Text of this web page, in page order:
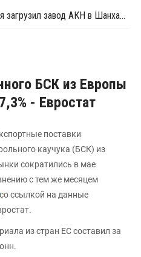
Shanghai Secco в конце апреля загрузил завод АКН в Шанхае на уровне 50%
БСК из Европы
- Евростат
поставки
каучука (БСК) из
сократились в мае
с тем же месяцем
со ссылкой на данные
из стран ЕС составил за